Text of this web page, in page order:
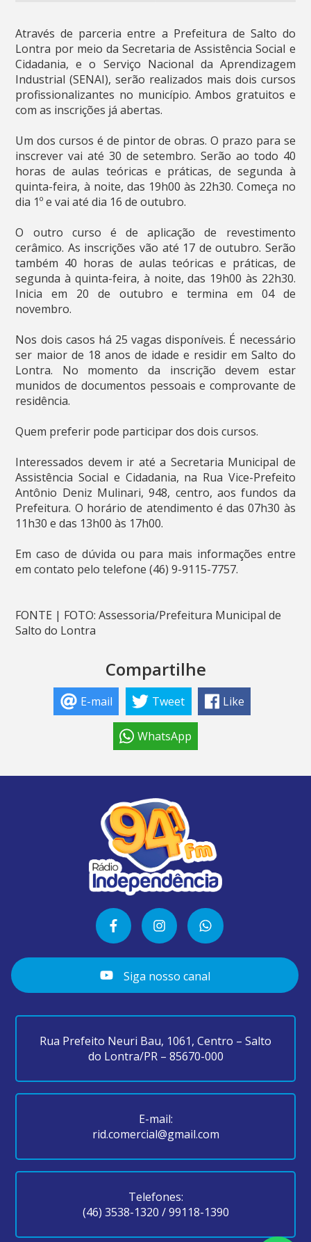
Através de parceria entre a Prefeitura de Salto do
Lontra por meio da Secretaria de Assistência Social e
Cidadania, e o Serviço Nacional da Aprendizagem
Industrial (SENAI), serão realizados mais dois cursos
profissionalizantes no município. Ambos gratuitos e
com as inscrições já abertas.
Um dos cursos é de pintor de obras. O prazo para se
inscrever vai até 30 de setembro. Serão ao todo 40
horas de aulas teóricas e práticas, de segunda à
quinta-feira, à noite, das 19h00 às 22h30. Começa no
dia 1º e vai até dia 16 de outubro.
O outro curso é de aplicação de revestimento
cerâmico. As inscrições vão até 17 de outubro. Serão
também 40 horas de aulas teóricas e práticas, de
segunda à quinta-feira, à noite, das 19h00 às 22h30.
Inicia em 20 de outubro e termina em 04 de
novembro.
Nos dois casos há 25 vagas disponíveis. É necessário
ser maior de 18 anos de idade e residir em Salto do
Lontra. No momento da inscrição devem estar
munidos de documentos pessoais e comprovante de
residência.
Quem preferir pode participar dos dois cursos.
Interessados devem ir até a Secretaria Municipal de
Assistência Social e Cidadania, na Rua Vice-Prefeito
Antônio Deniz Mulinari, 948, centro, aos fundos da
Prefeitura. O horário de atendimento é das 07h30 às
11h30 e das 13h00 às 17h00.
Em caso de dúvida ou para mais informações entre
em contato pelo telefone (46) 9-9115-7757.
FONTE | FOTO: Assessoria/Prefeitura Municipal de
Salto do Lontra
Compartilhe
E-mail Tweet Like
WhatsApp
Siga nosso canal
Rua Prefeito Neuri Bau, 1061, Centro – Salto
do Lontra/PR – 85670-000
E-mail:
rid.comercial@gmail.com
Telefones:
(46) 3538-1320 /99118-1390